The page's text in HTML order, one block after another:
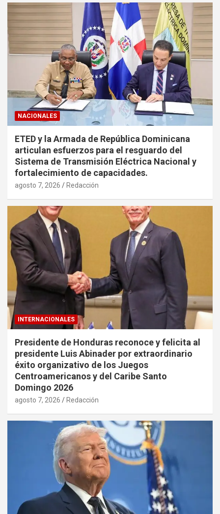
NACIONALES
ETED y la Armada de República Dominicana
articulan esfuerzos para el resguardo del
Sistema de Transmisión Eléctrica Nacional y
fortalecimiento de capacidades.
agosto 7, 2026 Redacción
INTERNACIONALES
Presidente de Honduras reconoce y felicita al
presidente Luis Abinader por extraordinario
éxito organizativo de los Juegos
Centroamericanos y del Caribe Santo
Domingo 2026
agosto 7, 2026 Redacción